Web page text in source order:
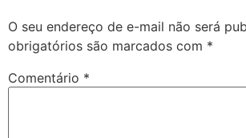
O seu endereço de e-mail não será
obrigatórios são marcados com *
Comentário *